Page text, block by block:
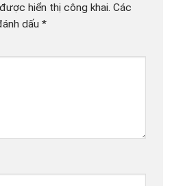
hiển thị công khai. Các
dấu *